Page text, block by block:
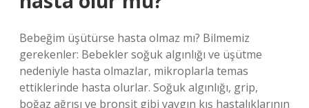
Bebeğim üşütürse hasta olmaz mı? Bilmemiz
gerekenler: Bebekler soğuk algınlığı ve üşütme
nedeniyle hasta olmazlar, mikroplarla temas
ettiklerinde hasta olurlar. Soğuk algınlığı, grip,
boğaz ağrısı ve bronşit gibi yaygın kış hastalıklarının